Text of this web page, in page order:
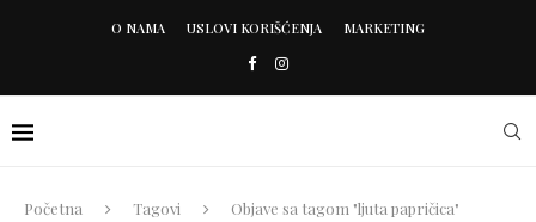
O NAMA USLOVI KORIŠĆENJA MARKETING
Početna Tagovi Objave sa tagom "ljuta papričica"